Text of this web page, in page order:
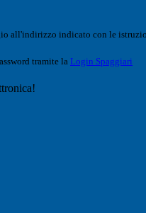
all'indirizzo indicato con le
tramite la Login Spaggiari